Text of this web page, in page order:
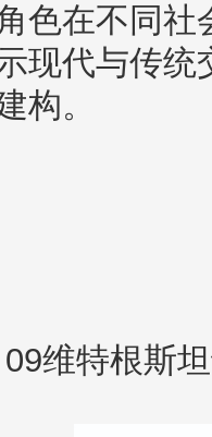
色在不同
现代与传
构。
09维特根斯